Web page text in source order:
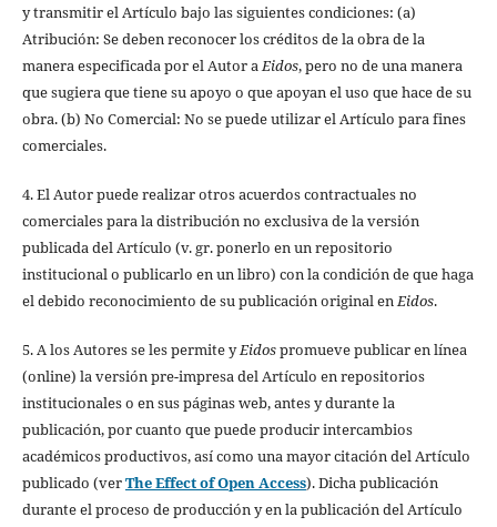
y transmitir el Artículo bajo las siguientes condiciones: (a)
Atribución: Se deben reconocer los créditos de la obra de la
manera especificada por el Autor aEidos, pero no de una manera
que sugiera que tiene su apoyo o que apoyan el uso que hace de su
obra. (b) No Comercial: No se puede utilizar el Artículo para fines
comerciales.
4. El Autor puede realizar otros acuerdos contractuales no
comerciales para la distribución no exclusiva de la versión
publicada del Artículo (v. gr. ponerlo en un repositorio
institucional o publicarlo en un libro) con la condición de que haga
el debido reconocimiento de su publicación original enEidos.
5. A los Autores se les permite yEidospromueve publicar en línea
(online) la versión pre-impresa del Artículo en repositorios
institucionales o en sus páginas web, antes y durante la
publicación, por cuanto que puede producir intercambios
académicos productivos, así como una mayor citación del Artículo
publicado (verThe Effect of Open Access). Dicha publicación
durante el proceso de producción y en la publicación del Artículo